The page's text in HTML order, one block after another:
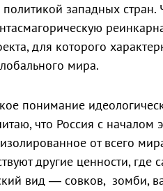
политикой западных стран.
для которого
мира.
понимание
что Россия с началом
от всего
другие ценности,
вид — совков, зомби,